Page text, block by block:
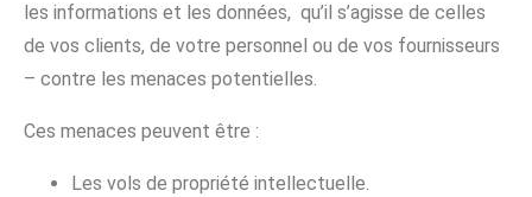
les informations et les données, qu’il s’agisse de celles
de vos clients, de votre personnel ou de vos fournisseurs
– contre les menaces potentielles.
Ces menaces peuvent être :
Les vols de propriété intellectuelle.